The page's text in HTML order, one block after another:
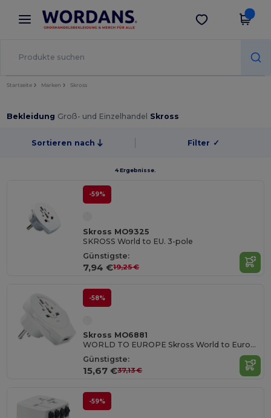
× Wordans App
Bessere Preise in der App!
App holen
Startseite Marken Skross
Bekleidung Groß- und Einzelhandel Skross
Sortieren nach Filter ✓
4 Ergebnisse.
-59%
Skross MO9325
SKROSS World to EU. 3-pole
Günstigste:
7,94 €19,25 €
-58%
Skross MO6881
WORLD TO EUROPE Skross World to Europe USB
Günstigste:
15,67 €37,13 €
-59%